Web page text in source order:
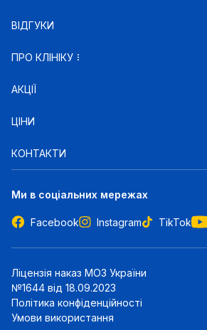
ВІДГУКИ
ПРО КЛІНІКУ
АКЦІЇ
ЦІНИ
КОНТАКТИ
Ми в соціальних мережах
Facebook Instagram TikTok
Ліцензія наказ МОЗ України
№1644 від 18.09.2023
Політика конфіденційності
Умови використання